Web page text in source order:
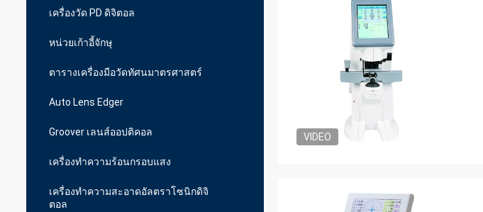
เครื่องวัด PD ดิจิตอล
หน่วยเก้าอี้จักษุ
ตารางเครื่องมือวัดทัศนมาตรศาสตร์
Auto Lens Edger
Groover เลนส์ออปติคอล
เครื่องทำความร้อนกรอบแสง
เครื่องทำความสะอาดอัลตราโซนิกดิจิ
ตอล
VIDEO